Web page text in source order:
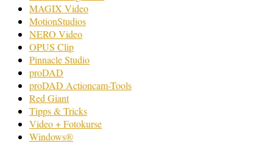
MAGIX Video
MotionStudios
NERO Video
OPUS Clip
Pinnacle Studio
proDAD
proDAD Actioncam-Tools
Red Giant
Tipps & Tricks
Video + Fotokurse
Windows®